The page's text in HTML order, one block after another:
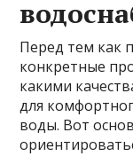
Перед тем как
конкретные
какими
для
воды. Вот